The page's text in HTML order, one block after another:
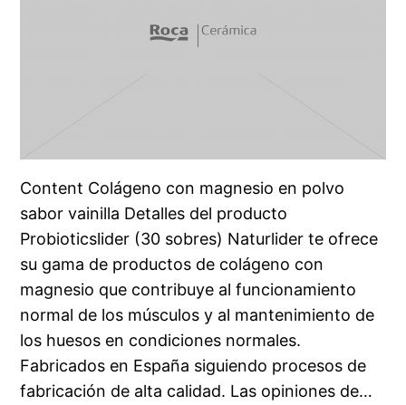
Content Colágeno con magnesio en polvo
sabor vainilla Detalles del producto
Probioticslider (30 sobres) Naturlider te ofrece
su gama de productos de colágeno con
magnesio que contribuye al funcionamiento
normal de los músculos y al mantenimiento de
los huesos en condiciones normales.
Fabricados en España siguiendo procesos de
fabricación de alta calidad. Las opiniones de…